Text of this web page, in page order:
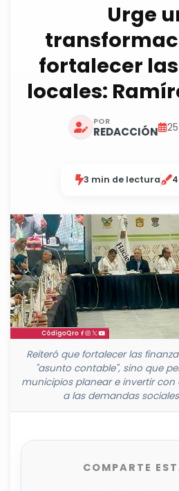
Urge
fortalecer
locales:
POR
REDACCIÓN
3 min de lectura
Reiteró que fortalecer las
"asunto contable", sino que
municipios planear e invertir
a las demandas
COMPARTE